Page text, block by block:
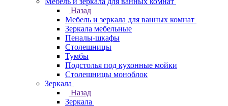
Назад
Мебель и зеркала для ванных комнат
Зеркала мебельные
Пеналы-шкафы
Столешницы
Тумбы
Подстолья под кухонные мойки
Столешницы моноблок
Зеркала
Назад
Зеркала